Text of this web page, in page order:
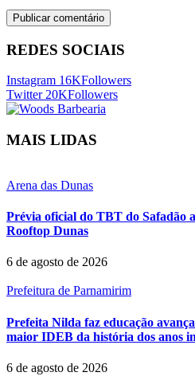
REDES SOCIAIS
Instagram 16KFollowers
Twitter 20KFollowers
MAIS LIDAS
Arena das Dunas
Prévia oficial do TBT do Safadão
Rooftop Dunas
6 de agosto de 2026
Prefeitura de Parnamirim
Prefeita Nilda faz educação
maior IDEB da história dos anos
6 de agosto de 2026